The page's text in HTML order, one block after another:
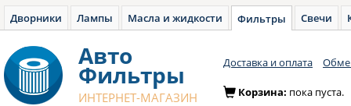
Дворники Лампы Масла и жидкости Фильтры Свечи
Авто
Фильтры
ИНТЕРНЕТ-МАГАЗИН
Доставка и оплата
Корзина: пока пуста.